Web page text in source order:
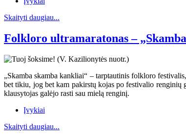
Skaityti daugiau...
Folkloro ultramaratonas –
„Skamba skamba kankliai“ – tarptautinis folkloro
bet tikiu, jog bet kam pakirstų kojas po festivalio
klausytojas galėjo rasti sau mielą renginį.
Įvykiai
Skaityti daugiau...